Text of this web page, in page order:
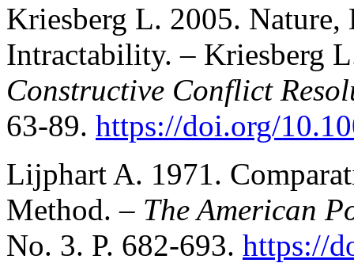
Kriesberg L. 2005. Nature,
Intractability. – Kriesberg
Constructive Conflict
63-89. https://doi.org/
Lijphart A. 1971.
Method. – The American
No. 3. P. 682-693. https://